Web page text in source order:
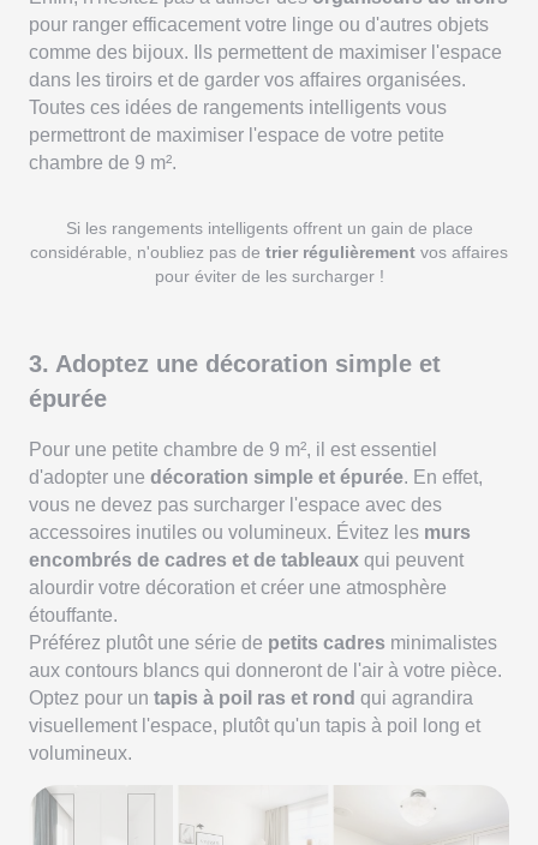
pour ranger efficacement votre linge ou d'autres objets
comme des bijoux. Ils permettent de maximiser l'espace
dans les tiroirs et de garder vos affaires organisées.
Toutes ces idées de rangements intelligents vous
permettront de maximiser l'espace de votre petite
chambre de 9 m².
Si les rangements intelligents offrent un gain de place
considérable, n'oubliez pas de trier régulièrement vos affaires
pour éviter de les surcharger !
3. Adoptez une décoration simple et
épurée
Pour une petite chambre de 9 m², il est essentiel
d'adopter une décoration simple et épurée. En effet,
vous ne devez pas surcharger l'espace avec des
accessoires inutiles ou volumineux. Évitez les murs
encombrés de cadres et de tableaux qui peuvent
alourdir votre décoration et créer une atmosphère
étouffante.
Préférez plutôt une série de petits cadres minimalistes
aux contours blancs qui donneront de l'air à votre pièce.
Optez pour un tapis à poil ras et rond qui agrandira
visuellement l'espace, plutôt qu'un tapis à poil long et
volumineux.